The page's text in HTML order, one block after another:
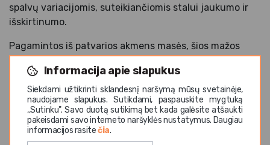
Informacija apie slapukus
Siekdami užtikrinti sklandesnį naršymą mūsų svetainėje,
naudojame slapukus. Sutikdami, paspauskite mygtuką
,,Sutinku". Savo duotą sutikimą bet kada galėsite atšaukti
pakeisdami savo interneto naršyklės nustatymus. Daugiau
informacijos rasitečia.
spalvų variacijomis, suteikiančiomis stalui jaukumo ir
išskirtinumo.
Pagamintos iš patvarios akmens masės, šios mažos
plauti indaplovėje, naudoti mikrobangų krosnelėje ir
orkaitėje. Tai praktiškas sprendimas tiek namams, tiek
HoReCa sektoriui – kavinėms, restoranams,
desertinėms ar viešbučiams.
19 cm dydis puikiai tinka desertams, užkandžiams,